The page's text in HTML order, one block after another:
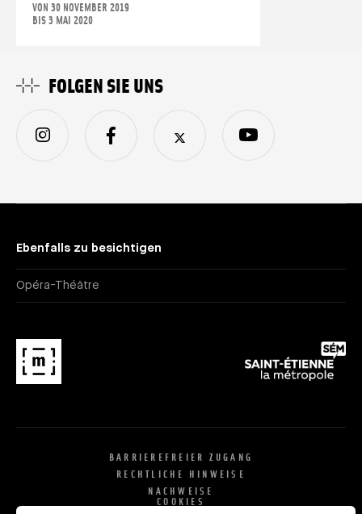
VON 30 NOVEMBER 2019
BIS 3 MAI 2020
Ebenfalls zu besichtigen
Opéra-Théâtre
FOLGEN SIE UNS
BARRIEREFREIER ZUGANG
RECHTLICHE HINWEISE
NACHWEISE
COOKIES